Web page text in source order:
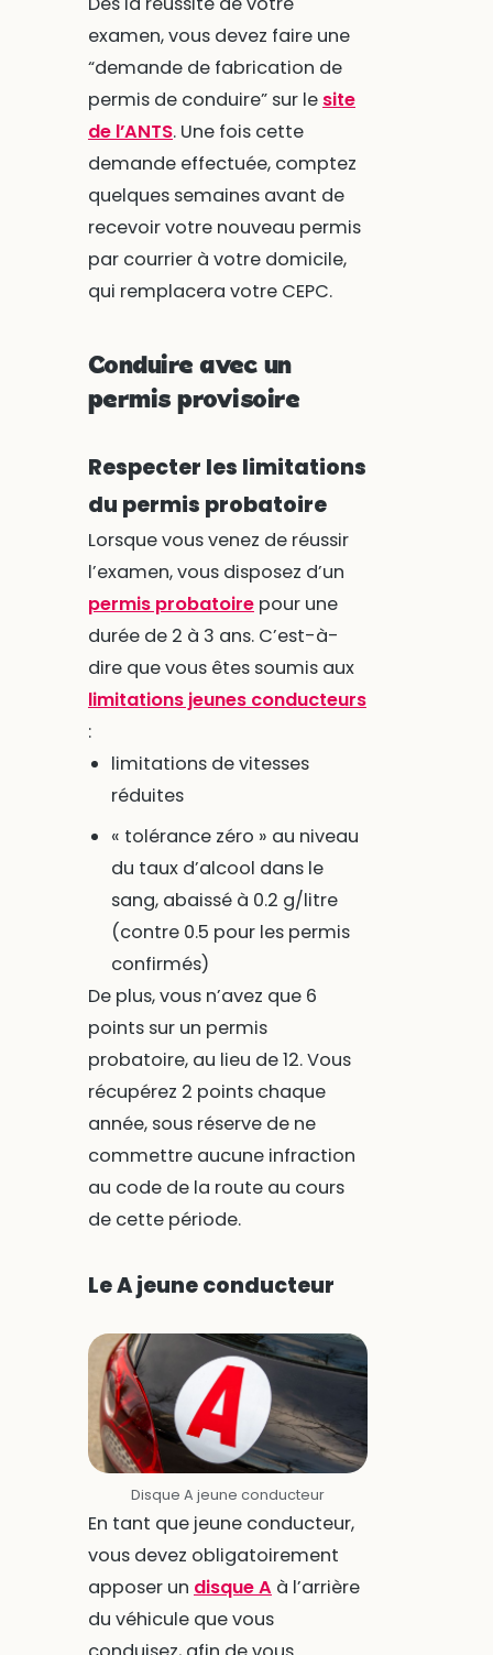
examen, vous devez faire une
“demande de fabrication de
permis de conduire” sur le site
de l’ANTS. Une fois cette
demande effectuée, comptez
quelques semaines avant de
recevoir votre nouveau permis
par courrier à votre domicile,
qui remplacera votre CEPC.
Conduire avec un
permis provisoire
Respecter les limitations
du permis probatoire
Lorsque vous venez de réussir
l’examen, vous disposez d’un
permis probatoirepour une
durée de 2 à 3 ans. C’est-à-
dire que vous êtes soumis aux
limitations jeunes conducteurs
:
limitations de vitesses
réduites
« tolérance zéro » au niveau
du taux d’alcool dans le
sang, abaissé à 0.2 g/litre
(contre 0.5 pour les permis
confirmés)
De plus, vous n’avez que 6
points sur un permis
probatoire, au lieu de 12. Vous
récupérez 2 points chaque
année, sous réserve de ne
commettre aucune infraction
au code de la route au cours
de cette période.
Le A jeune conducteur
Disque A jeune conducteur
En tant que jeune conducteur,
vous devez obligatoirement
apposer un disque Aà l’arrière
du véhicule que vous